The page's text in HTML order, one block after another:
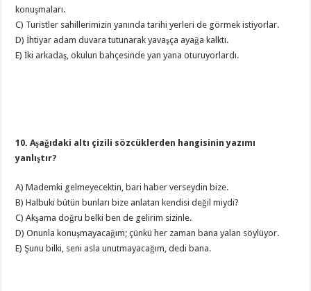
konuşmaları.
C) Turistler sahillerimizin yanında tarihi yerleri de görmek istiyorlar.
D) İhtiyar adam duvara tutunarak yavaşça ayağa kalktı.
E) İki arkadaş, okulun bahçesinde yan yana oturuyorlardı.
10. Aşağıdaki altı çizili sözcüklerden hangisinin yazımı
yanlıştır?
A) Mademki gelmeyecektin, bari haber verseydin bize.
B) Halbuki bütün bunları bize anlatan kendisi değil miydi?
C) Akşama doğru belki ben de gelirim sizinle.
D) Onunla konuşmayacağım; çünkü her zaman bana yalan söylüyor.
E) Şunu bilki, seni asla unutmayacağım, dedi bana.